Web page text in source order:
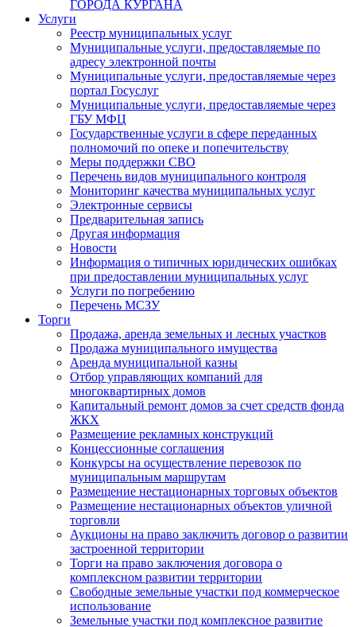
ГОРОДА КУРГАНА
Услуги
Реестр муниципальных услуг
Муниципальные услуги, предоставляемые по
адресу электронной почты
Муниципальные услуги, предоставляемые через
портал Госуслуг
Муниципальные услуги, предоставляемые через
ГБУ МФЦ
Государственные услуги в сфере переданных
полномочий по опеке и попечительству
Меры поддержки СВО
Перечень видов муниципального контроля
Мониторинг качества муниципальных услуг
Электронные сервисы
Предварительная запись
Другая информация
Новости
Информация о типичных юридических ошибках
при предоставлении муниципальных услуг
Услуги по погребению
Перечень МСЗУ
Торги
Продажа, аренда земельных и лесных участков
Продажа муниципального имущества
Аренда муниципальной казны
Отбор управляющих компаний для
многоквартирных домов
Капитальный ремонт домов за счет средств фонда
ЖКХ
Размещение рекламных конструкций
Концессионные соглашения
Конкурсы на осуществление перевозок по
муниципальным маршрутам
Размещение нестационарных торговых объектов
Размещение нестационарных объектов уличной
торговли
Аукционы на право заключить договор о развитии
застроенной территории
Торги на право заключения договора о
комплексном развитии территории
Свободные земельные участки под коммерческое
использование
Земельные участки под комплексное развитие